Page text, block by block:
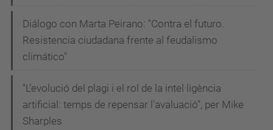
Diálogo con Marta Peirano: "Contra el futuro.
Resistencia ciudadana frente al feudalismo
climático"
"L’evolució del plagi i el rol de la intel·ligència
artificial: temps de repensar l'avaluació", per Mike
Sharples